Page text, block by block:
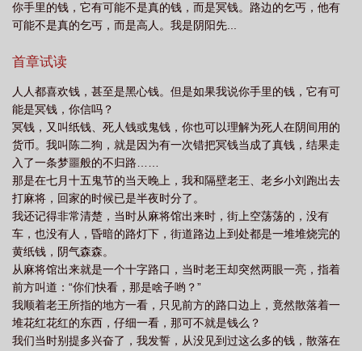
鬼记 捉鬼记在线观看免费完整版 捉鬼记韩磊开头的秦腔唱段 捉鬼记歌
记电影1957
看 捉鬼记2015 宋丁伯捉鬼记 大头儿子小头爸爸夜半捉鬼记 捉鬼记有
声 新大头儿子和小头爸爸第17集夜半捉鬼记
腔谁唱的 捉鬼记是哪个电视剧主题曲 捉鬼记作文 杨光的快乐生活3捉鬼
记 道士捉鬼记 捉鬼记杨光的快乐生活
蒂 捉鬼记文言文
你手里的钱，它有可能不是真的钱，而是冥钱。路边的乞丐，他有
可能不是真的乞丐，而是高人。我是阴阳先...
首章试读
人人都喜欢钱，甚至是黑心钱。但是如果我说你手里的钱，它有可
能是冥钱，你信吗？
冥钱，又叫纸钱、死人钱或鬼钱，你也可以理解为死人在阴间用的
货币。我叫陈二狗，就是因为有一次错把冥钱当成了真钱，结果走
入了一条梦噩般的不归路……
那是在七月十五鬼节的当天晚上，我和隔壁老王、老乡小刘跑出去
打麻将，回家的时候已是半夜时分了。
我还记得非常清楚，当时从麻将馆出来时，街上空荡荡的，没有
车，也没有人，昏暗的路灯下，街道路边上到处都是一堆堆烧完的
黄纸钱，阴气森森。
从麻将馆出来就是一个十字路口，当时老王却突然两眼一亮，指着
前方叫道：“你们快看，那是啥子哟？”
我顺着老王所指的地方一看，只见前方的路口边上，竟然散落着一
堆花红花红的东西，仔细一看，那可不就是钱么？
我们当时别提多兴奋了，我发誓，从没见到过这么多的钱，散落在